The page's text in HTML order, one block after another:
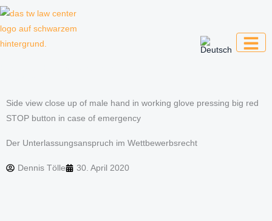
Zum
Side view close up of male hand in working glove pressing big red
STOP button in case of emergency
Der Unterlassungsanspruch im Wettbewerbsrecht
Dennis Tölle 30. April 2020